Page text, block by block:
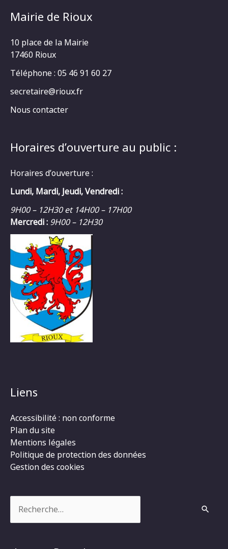
Mairie de Rioux
10 place de la Mairie
17460 Rioux
Téléphone : 05 46 91 60 27
secretaire@rioux.fr
Nous contacter
Horaires d’ouverture au public :
Horaires d’ouverture :
Lundi, Mardi, Jeudi, Vendredi :
9H00 – 12H30 et 14H00 – 17H00
Mercredi : 9H00 – 12H30
Liens
Accessibilité : non conforme
Plan du site
Mentions légales
Politique de protection des données
Gestion des cookies